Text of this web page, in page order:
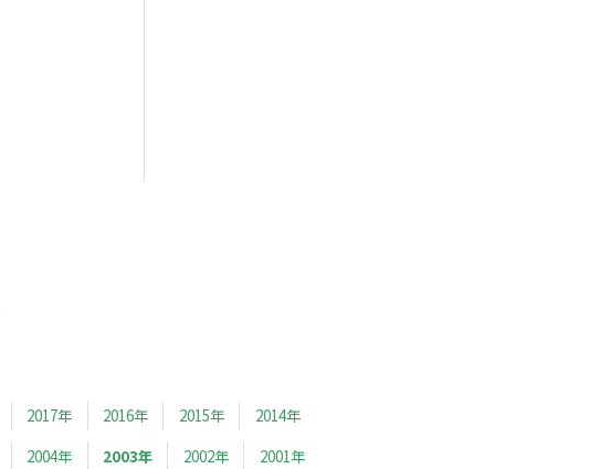
2017年 2016年 2015年
2014年
2004年 2003年 2002年
2001年